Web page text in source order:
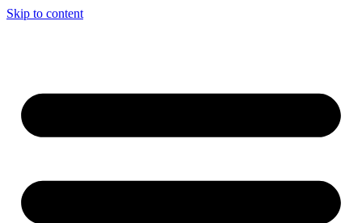
Skip to content